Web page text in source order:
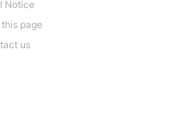
Notice
page
us